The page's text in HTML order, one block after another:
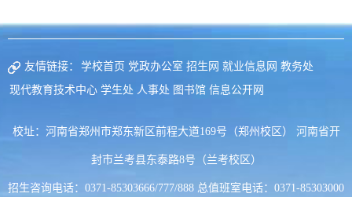
友情链接： 学校首页 党政办公室 招生网 就业信息网 教务处
现代教育技术中心 学生处 人事处 图书馆 信息公开网
校址：河南省郑州市郑东新区前程大道169号（郑州校区） 河南省开
封市兰考县东泰路8号（兰考校区）
招生咨询电话：0371-85303666/777/888 总值班室电话：0371-85303000